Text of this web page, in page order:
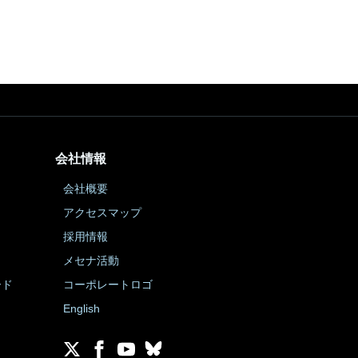
会社情報
会社概要
アクセスマップ
採用情報
メセナ活動
コーポレートロゴ
English